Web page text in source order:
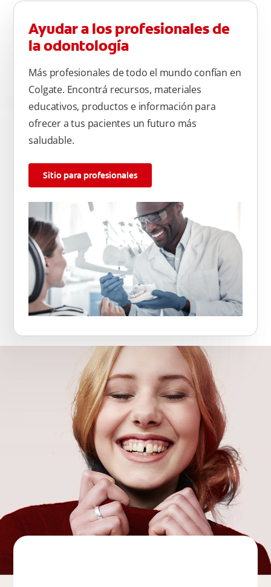
Ayudar a los profesionales de
la odontología
Más profesionales de todo el mundo confían en
Colgate. Encontrá recursos, materiales
educativos, productos e información para
ofrecer a tus pacientes un futuro más
saludable.
Sitio para profesionales